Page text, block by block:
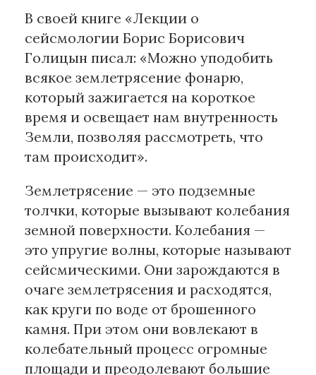
В своей книге «Лекции о
сейсмологии Борис Борисович
Голицын писал: «Можно уподобить
всякое землетрясение фонарю,
который зажигается на короткое
время и освещает нам внутренность
Земли, позволяя рассмотреть, что
там происходит».
Землетрясение — это подземные
толчки, которые вызывают колебания
земной поверхности. Колебания —
это упругие волны, которые называют
сейсмическими. Они зарождаются в
очаге землетрясения и расходятся,
как круги по воде от брошенного
камня. При этом они вовлекают в
колебательный процесс огромные
площади и преодолевают большие